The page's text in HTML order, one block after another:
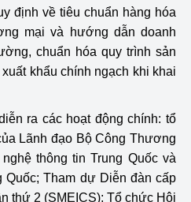
định về tiêu chuẩn hàng hóa
mại và hướng dẫn doanh
chuẩn hóa quy trình sản
khẩu chính ngạch khi khai
ra các hoạt động chính: tổ
Lãnh đạo Bộ Công Thương
thông tin Trung Quốc và
Quốc; Tham dự Diễn đàn cấp
thứ 2 (SMEICS); Tổ chức Hội